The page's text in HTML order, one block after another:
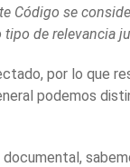
Código se
de relevancia
por lo que
podemos